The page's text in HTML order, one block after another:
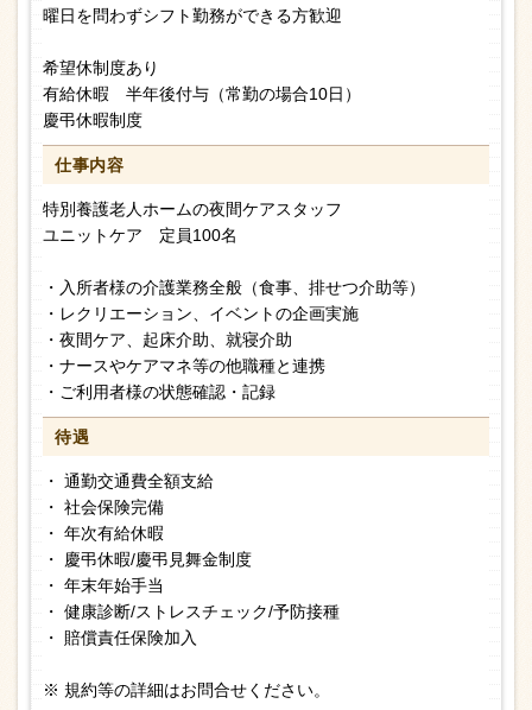
曜日を問わずシフト勤務ができる方歓迎
希望休制度あり
有給休暇 半年後付与（常勤の場合10日）
慶弔休暇制度
仕事内容
特別養護老人ホームの夜間ケアスタッフ
ユニットケア 定員100名
・入所者様の介護業務全般（食事、排せつ介助等）
・レクリエーション、イベントの企画実施
・夜間ケア、起床介助、就寝介助
・ナースやケアマネ等の他職種と連携
・ご利用者様の状態確認・記録
待遇
・ 通勤交通費全額支給
・ 社会保険完備
・ 年次有給休暇
・ 慶弔休暇/慶弔見舞金制度
・ 年末年始手当
・ 健康診断/ストレスチェック/予防接種
・ 賠償責任保険加入
※ 規約等の詳細はお問合せください。